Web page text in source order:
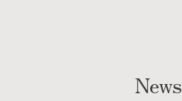
News